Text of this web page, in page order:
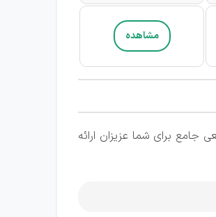
مشاهده
جامع برای شما عزیزان ارائه